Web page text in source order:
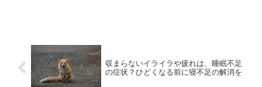
収まらないイライラや疲れは、睡眠不足
の症状？ひどくなる前に寝不足の解消を